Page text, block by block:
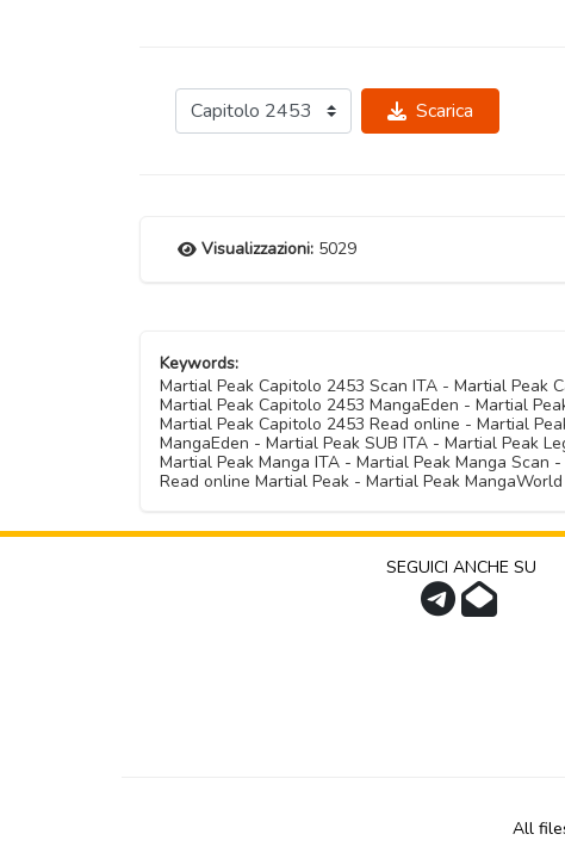
Scarica
Visualizzazioni: 5029
Keywords:
Martial Peak Capitolo 2453 Scan ITA - Martial Peak
Martial Peak Capitolo 2453 MangaEden - Martial
Martial Peak Capitolo 2453 Read online - Martial
MangaEden - Martial Peak SUB ITA - Martial Peak
Martial Peak Manga ITA - Martial Peak Manga
Read online Martial Peak - Martial Peak MangaWorld
SEGUICI ANCHE SU
All